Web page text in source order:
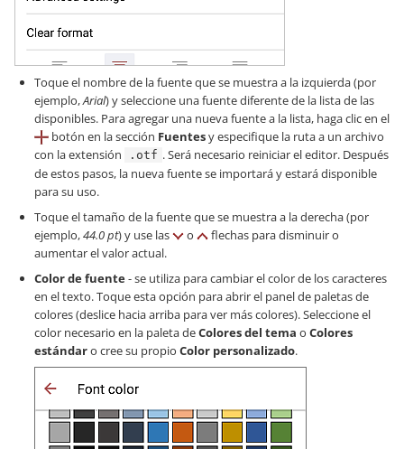
Toque el nombre de la fuente que se muestra a la izquierda (por
ejemplo,Arial) y seleccione una fuente diferente de la lista de las
disponibles. Para agregar una nueva fuente a la lista, haga clic en el
botón en la sección Fuentesy especifique la ruta a un archivo
con la extensión
.otf . Será necesario reiniciar el editor. Después
de estos pasos, la nueva fuente se importará y estará disponible
para su uso.
Toque el tamaño de la fuente que se muestra a la derecha (por
ejemplo,44.0 pt) y use las o
flechas para disminuir o
aumentar el valor actual.
Color de fuente- se utiliza para cambiar el color de los caracteres
en el texto. Toque esta opción para abrir el panel de paletas de
colores (deslice hacia arriba para ver más colores). Seleccione el
color necesario en la paleta deColores del tema o Colores
estándaro cree su propio Color personalizado.